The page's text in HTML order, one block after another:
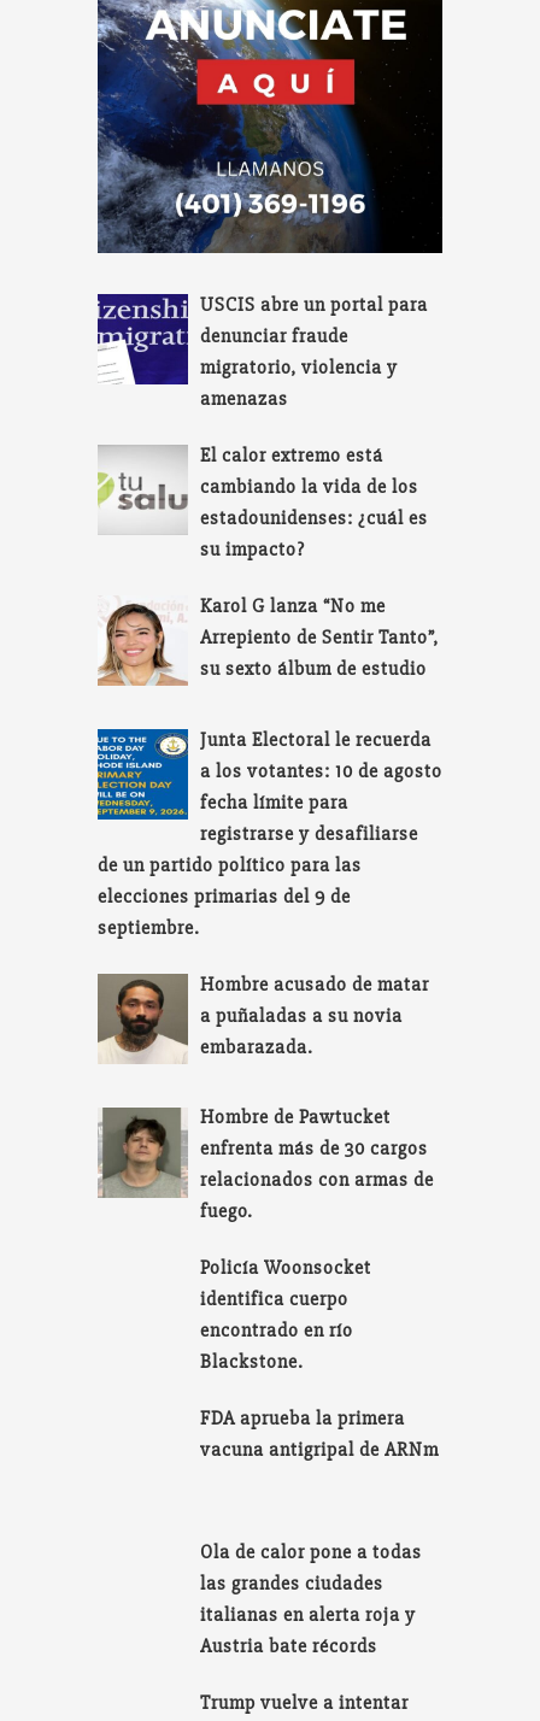
USCIS abre un portal para
denunciar fraude
migratorio, violencia y
amenazas
El calor extremo está
cambiando la vida de los
estadounidenses: ¿cuál es
su impacto?
Karol G lanza “No me
Arrepiento de Sentir Tanto”,
su sexto álbum de estudio
Junta Electoral le recuerda
a los votantes: 10 de agosto
fecha límite para
registrarse y desafiliarse
de un partido político para las
elecciones primarias del 9 de
septiembre.
Hombre acusado de matar
a puñaladas a su novia
embarazada.
Hombre de Pawtucket
enfrenta más de 30 cargos
relacionados con armas de
fuego.
Policía Woonsocket
identifica cuerpo
encontrado en río
Blackstone.
FDA aprueba la primera
vacuna antigripal de ARNm
Ola de calor pone a todas
las grandes ciudades
italianas en alerta roja y
Austria bate récords
Trump vuelve a intentar